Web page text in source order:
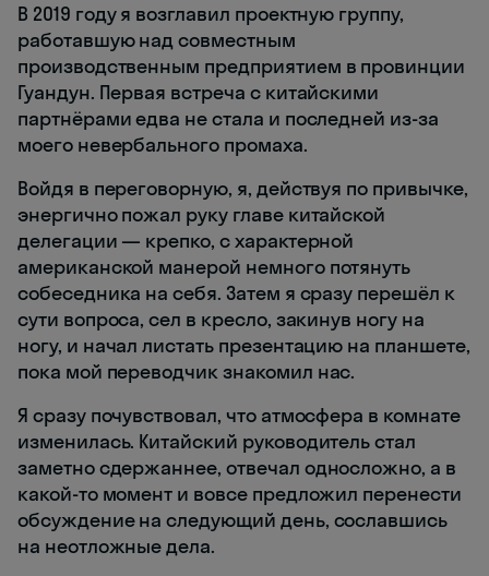
В 2019 году я возглавил проектную группу,
работавшую над совместным
производственным предприятием в провинции
Гуандун. Первая встреча с китайскими
партнёрами едва не стала и последней из-за
моего невербального промаха.
Войдя в переговорную, я, действуя по привычке,
энергично пожал руку главе китайской
делегации — крепко, с характерной
американской манерой немного потянуть
собеседника на себя. Затем я сразу перешёл к
сути вопроса, сел в кресло, закинув ногу на
ногу, и начал листать презентацию на планшете,
пока мой переводчик знакомил нас.
Я сразу почувствовал, что атмосфера в комнате
изменилась. Китайский руководитель стал
заметно сдержаннее, отвечал односложно, а в
какой-то момент и вовсе предложил перенести
обсуждение на следующий день, сославшись
на неотложные дела.